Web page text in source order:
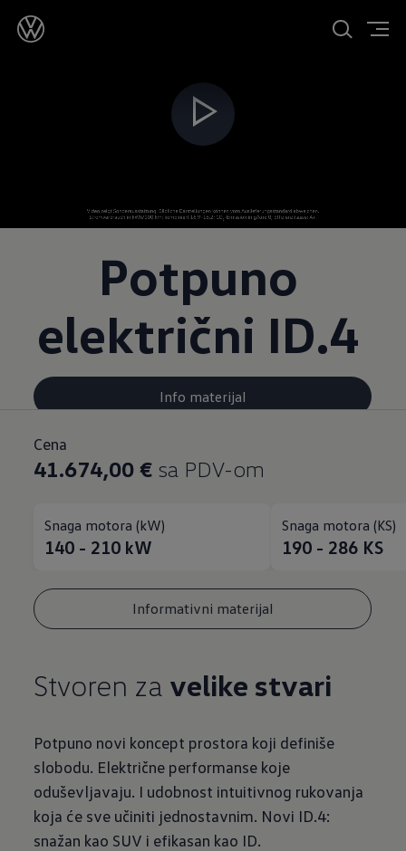
Potpuno
električni ID.4
Info materijal
Cena
41.674,00 € sa PDV-om
Snaga motora (kW)
140 - 210 kW
Snaga motora (KS)
190 - 286 KS
Informativni materijal
Stvoren za velike stvari
Potpuno novi koncept prostora koji definiše
slobodu. Električne performanse koje
oduševljavaju. I udobnost intuitivnog rukovanja
koja će sve učiniti jednostavnim. Novi ID.4:
snažan kao SUV i efikasan kao ID.